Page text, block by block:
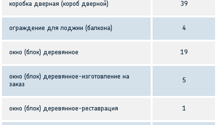
коробка дверная (короб дверной) 39
ограждение для лоджии (балкона) 4
окно (блок) деревянное 19
окно (блок) деревянное-изготовление на
заказ
5
окно (блок) деревянное-реставрация 1